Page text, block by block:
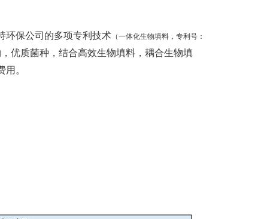
环保公司的多项专利技术 （一体化生物填料，专利号：
，优质菌种，结合高效生物填料，耦合生物填
。